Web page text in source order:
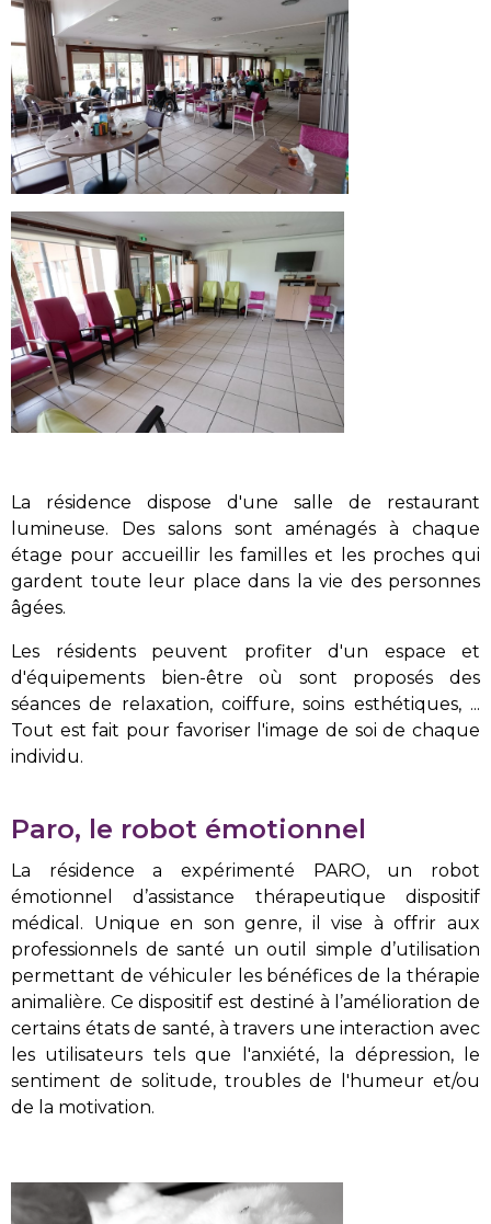
La résidence dispose d'une salle de restaurant
lumineuse. Des salons sont aménagés à chaque
étage pour accueillir les familles et les proches qui
gardent toute leur place dans la vie des personnes
âgées.
Les résidents peuvent profiter d'un espace et
d'équipements bien-être où sont proposés des
séances de relaxation, coiffure, soins esthétiques, ...
Tout est fait pour favoriser l'image de soi de chaque
individu.
Paro, le robot émotionnel
La résidence a expérimenté PARO, un robot
émotionnel d’assistance thérapeutique dispositif
médical. Unique en son genre, il vise à offrir aux
professionnels de santé un outil simple d’utilisation
permettant de véhiculer les bénéfices de la thérapie
animalière. Ce dispositif est destiné à l’amélioration de
certains états de santé, à travers une interaction avec
les utilisateurs tels que l'anxiété, la dépression, le
sentiment de solitude, troubles de l'humeur et/ou
de la motivation.